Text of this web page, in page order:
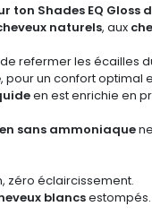
ton Shades EQ Gloss
naturels, aux
refermer les écailles
, pour un confort optimal
en est enrichie en
sans ammoniaque
zéro éclaircissement.
blancsestompés.